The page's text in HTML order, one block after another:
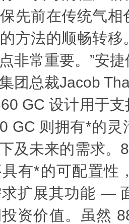
先前在传统气
方法的顺畅转
非常重要。”安
团总裁Jacob
设计用于支
GC 则拥有*的
及未来的需求。
有*的可配置性
扩展其功能 —
资价值。虽然